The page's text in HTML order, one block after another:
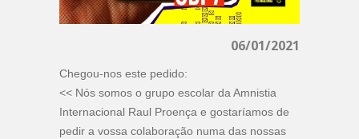
06/01/2021
Chegou-nos este pedido:
<< Nós somos o grupo escolar da Amnistia
Internacional Raul Proença e gostaríamos de
pedir a vossa colaboração numa das nossas